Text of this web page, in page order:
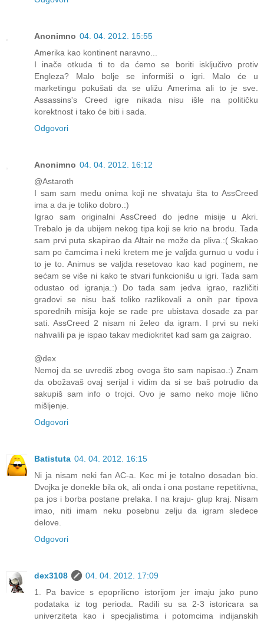
Anonimno 04. 04. 2012. 15:55
Amerika kao kontinent naravno...
I inače otkuda ti to da ćemo se boriti isključivo protiv
Engleza? Malo bolje se informiši o igri. Malo će u
marketingu pokušati da se uližu Amerima ali to je sve.
Assassins's Creed igre nikada nisu išle na političku
korektnost i tako će biti i sada.
Odgovori
Anonimno 04. 04. 2012. 16:12
@Astaroth
I sam sam među onima koji ne shvataju šta to AssCreed
ima a da je toliko dobro.:)
Igrao sam originalni AssCreed do jedne misije u Akri.
Trebalo je da ubijem nekog tipa koji se krio na brodu. Tada
sam prvi puta skapirao da Altair ne može da pliva.:( Skakao
sam po čamcima i neki kretem me je valjda gurnuo u vodu i
to je to. Animus se valjda resetovao kao kad poginem, ne
sećam se više ni kako te stvari funkcionišu u igri. Tada sam
odustao od igranja.:) Do tada sam jedva igrao, različiti
gradovi se nisu baš toliko razlikovali a onih par tipova
sporednih misija koje se rade pre ubistava dosade za par
sati. AssCreed 2 nisam ni želeo da igram. I prvi su neki
nahvalili pa je ispao takav mediokritet kad sam ga zaigrao.
@dex
Nemoj da se uvrediš zbog ovoga što sam napisao.:) Znam
da obožavaš ovaj serijal i vidim da si se baš potrudio da
sakupiš sam info o trojci. Ovo je samo neko moje lično
mišljenje.
Odgovori
Batistuta 04. 04. 2012. 16:15
Ni ja nisam neki fan AC-a. Kec mi je totalno dosadan bio.
Dvojka je donekle bila ok, ali onda i ona postane repetitivna,
pa jos i borba postane prelaka. I na kraju- glup kraj. Nisam
imao, niti imam neku posebnu zelju da igram sledece
delove.
Odgovori
dex3108
04. 04. 2012. 17:09
1. Pa bavice s epoprilicno istorijom jer imaju jako puno
podataka iz tog perioda. Radili su sa 2-3 istoricara sa
univerziteta kao i specjalistima i potomcima indijanskih